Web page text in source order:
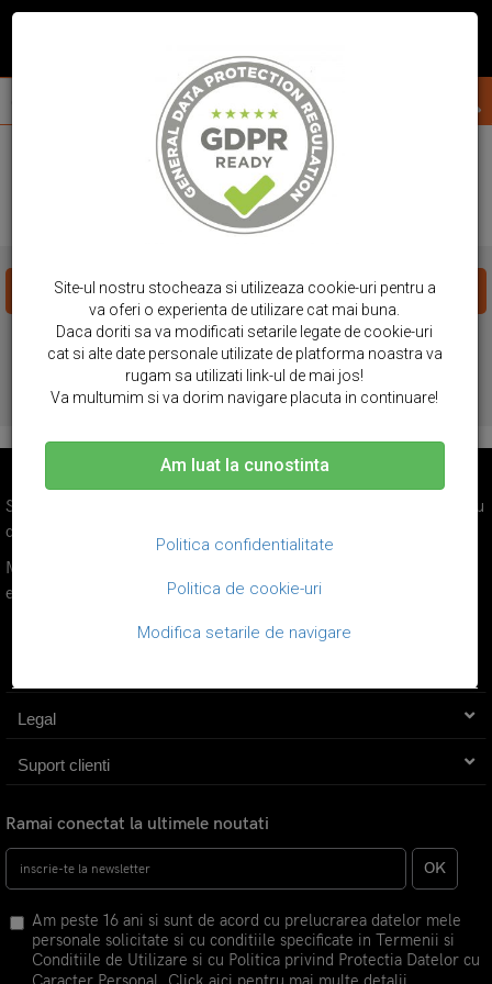
folii protectie ipad ipad air 2
FOLII PROTECTIE IPAD - IPAD AIR 2
FILTREAZA PRODUSE
Nu exista produse! Va rugam sa alegeti alte filtre.
Simplitatea si eleganta vor fi intotdeauna cea mai buna alegere, cu
care nu vei da gres!
Modelele noastre de huse sunt alese pentru a fi de calitate,
elegante si cu bun gust.
Legal
Suport clienti
Ramai conectat la ultimele noutati
OK
Am peste 16 ani si sunt de acord cu prelucrarea datelor mele
personale solicitate si cu conditiile specificate in Termenii si
Conditiile de Utilizare si cu Politica privind Protectia Datelor cu
Site-ul nostru stocheaza si utilizeaza cookie-uri pentru a
va oferi o experienta de utilizare cat mai buna.
Daca doriti sa va modificati setarile legate de cookie-uri
cat si alte date personale utilizate de platforma noastra va
rugam sa utilizati link-ul de mai jos!
Va multumim si va dorim navigare placuta in continuare!
Am luat la cunostinta
Politica confidentialitate
Politica de cookie-uri
Modifica setarile de navigare